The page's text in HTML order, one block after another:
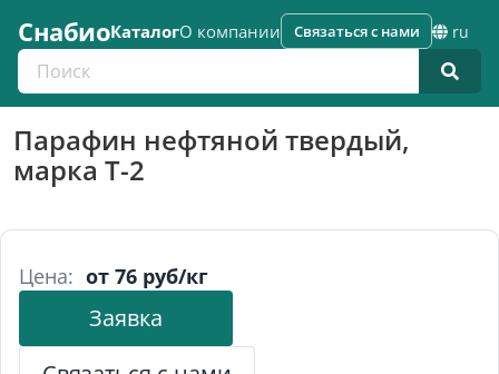
СнабиоКаталогО компании
Поиск по каталогу
Связаться с нами ru
Парафин нефтяной твердый,
марка Т-2
Цена: от 76 руб/кг
Заявка